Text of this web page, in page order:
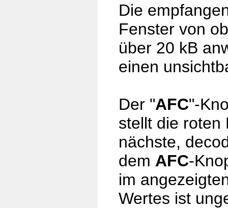
Die
Fenster von
über 20 kB
einen
Der "AFC"-
stellt die roten
nächste,
dem AFC-
im
Wertes ist